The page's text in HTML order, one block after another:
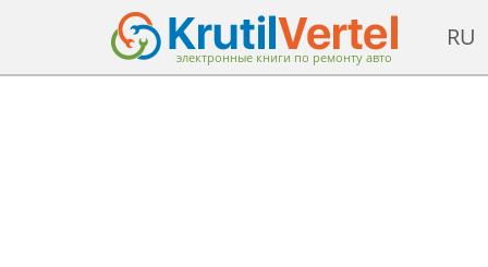
электронные книги по ремонту авто
RU